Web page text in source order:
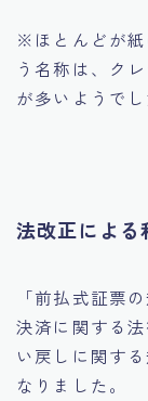
※ほとんどが紙
う名称は、ク
が多いようでし
法改正による
「前払式証票
決済に関する
い戻しに関す
なりました。